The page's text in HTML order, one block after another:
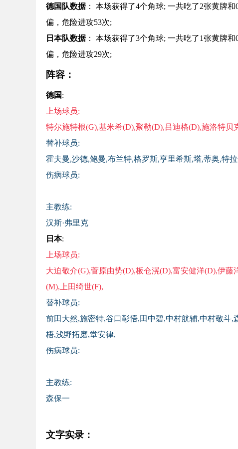
德国 队数据： 本场获得了4个角球; 一共吃了2张黄牌和
偏，危险进攻53次;
日本队数据： 本场获得了3个角球; 一共吃了1张黄牌和
偏，危险进攻29次;
阵容：
德国:
上场球员:
特尔施特根(G),基米希(D),聚勒(D),吕迪格(D),施洛特
替补球员:
霍夫曼,沙德,鲍曼,布兰特,格罗斯,亨里希斯,塔,蒂奥,特
伤病球员:
主教练:
汉斯·弗里克
日本:
上场球员:
大迫敬介(G),菅原由势(D),板仓滉(D),富安健洋(D),伊
(M),上田绮世(F),
替补球员:
前田大然,施密特,谷口彰悟,田中碧,中村航辅,中村敬斗
梧,浅野拓磨,堂安律,
伤病球员:
主教练:
森保一
文字实录：